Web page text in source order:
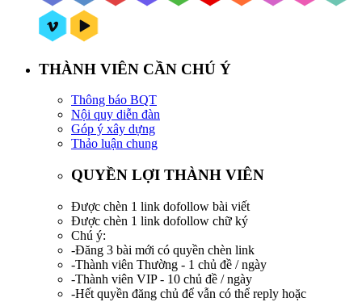
THÀNH VIÊN CẦN CHÚ Ý
Thông báo BQT
Nội quy diễn đàn
Góp ý xây dựng
Thảo luận chung
QUYỀN LỢI THÀNH VIÊN
Được chèn 1 link dofollow bài viết
Được chèn 1 link dofollow chữ ký
Chú ý:
-Đăng 3 bài mới có quyền chèn link
-Thành viên Thường - 1 chủ đề / ngày
-Thành viên VIP - 10 chủ đề / ngày
-Hết quyền đăng chủ để vẫn có thể reply hoặc